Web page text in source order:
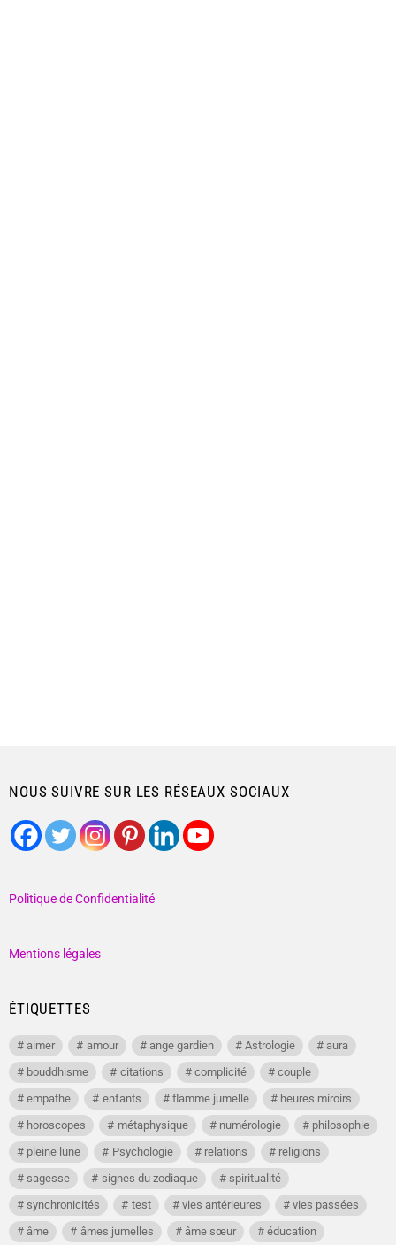
NOUS SUIVRE SUR LES RÉSEAUX SOCIAUX
Politique de Confidentialité
Mentions légales
ÉTIQUETTES
aimer amour ange gardien Astrologie
aura
bouddhisme
citations complicité
couple
empathe
enfants flamme jumelle
heures miroirs
horoscopes
métaphysique numérologie
philosophie
pleine lune
Psychologie relations
religions
sagesse
signes du zodiaque
spiritualité
synchronicités
test vies antérieures
vies passées
âme
âmes jumelles âme sœur éducation